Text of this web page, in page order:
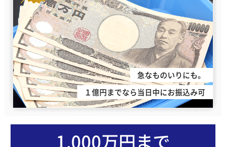
急なものいりにも。
１億円までなら当日中にお振込み可
1,000万円まで